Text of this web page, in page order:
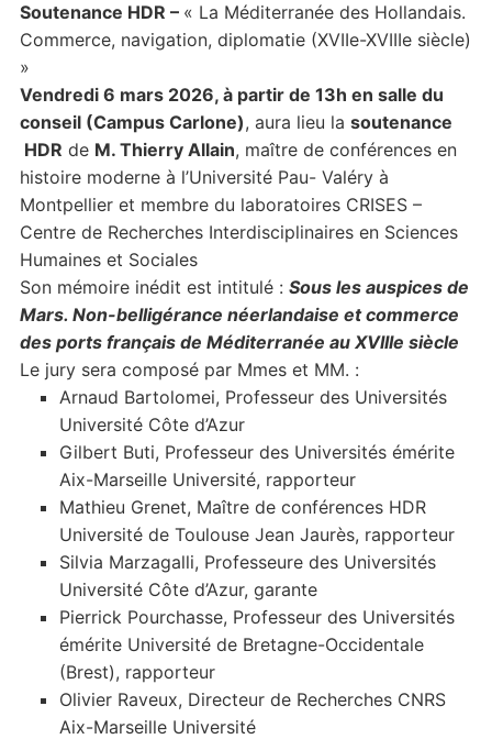
Soutenance HDR – « La Méditerranée des Hollandais.
Commerce, navigation, diplomatie (XVIIe-XVIIIe siècle)
»
Vendredi 6 mars 2026, à partir de 13h en salle du
conseil (Campus Carlone), aura lieu la soutenance
HDR de M. Thierry Allain, maître de conférences en
histoire moderne à l’Université Pau- Valéry à
Montpellier et membre du laboratoires CRISES –
Centre de Recherches Interdisciplinaires en Sciences
Humaines et Sociales
Son mémoire inédit est intitulé : Sous les auspices de
Mars. Non-belligérance néerlandaise et commerce
des ports français de Méditerranée au XVIIIe siècle
Le jury sera composé par Mmes et MM. :
Arnaud Bartolomei, Professeur des Universités
Université Côte d’Azur
Gilbert Buti, Professeur des Universités émérite
Aix-Marseille Université, rapporteur
Mathieu Grenet, Maître de conférences HDR
Université de Toulouse Jean Jaurès, rapporteur
Silvia Marzagalli, Professeure des Universités
Université Côte d’Azur, garante
Pierrick Pourchasse, Professeur des Universités
émérite Université de Bretagne-Occidentale
(Brest), rapporteur
Olivier Raveux, Directeur de Recherches CNRS
Aix-Marseille Université